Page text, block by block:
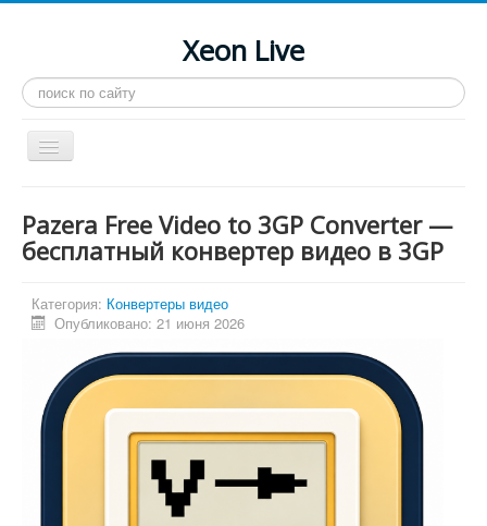
Xeon Live
Искать...
Toggle
Navigation
LGA 2011-3
Процессоры
Инструкции
Рейтинги
Конференция
Системные программы
Pazera Free Video to 3GP Converter —
бесплатный конвертер видео в 3GP
Категория: Конвертеры видео
Опубликовано: 21 июня 2026